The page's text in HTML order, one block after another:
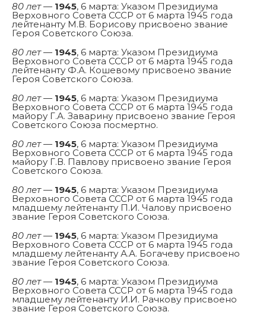
80 лет— 1945, 6 марта: Указом Президиума
Верховного Совета СССР от 6 марта 1945 года
лейтенанту М.В. Борисову присвоено звание
Героя Советского Союза.
80 лет— 1945, 6 марта: Указом Президиума
Верховного Совета СССР от 6 марта 1945 года
лейтенанту Ф.А. Кошевому присвоено звание
Героя Советского Союза.
80 лет— 1945, 6 марта: Указом Президиума
Верховного Совета СССР от 6 марта 1945 года
майору Г.А. Заварину присвоено звание Героя
Советского Союза посмертно.
80 лет— 1945, 6 марта: Указом Президиума
Верховного Совета СССР от 6 марта 1945 года
майору Г.В. Павлову присвоено звание Героя
Советского Союза.
80 лет— 1945, 6 марта: Указом Президиума
Верховного Совета СССР от 6 марта 1945 года
младшему лейтенанту П.И. Чалову присвоено
звание Героя Советского Союза.
80 лет— 1945, 6 марта: Указом Президиума
Верховного Совета СССР от 6 марта 1945 года
младшему лейтенанту А.А. Богачеву присвоено
звание Героя Советского Союза.
80 лет— 1945, 6 марта: Указом Президиума
Верховного Совета СССР от 6 марта 1945 года
младшему лейтенанту И.И. Рачкову присвоено
звание Героя Советского Союза.